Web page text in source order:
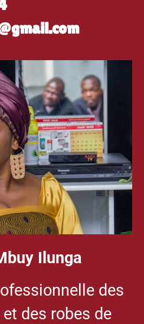
Ilunga
des
des robes de